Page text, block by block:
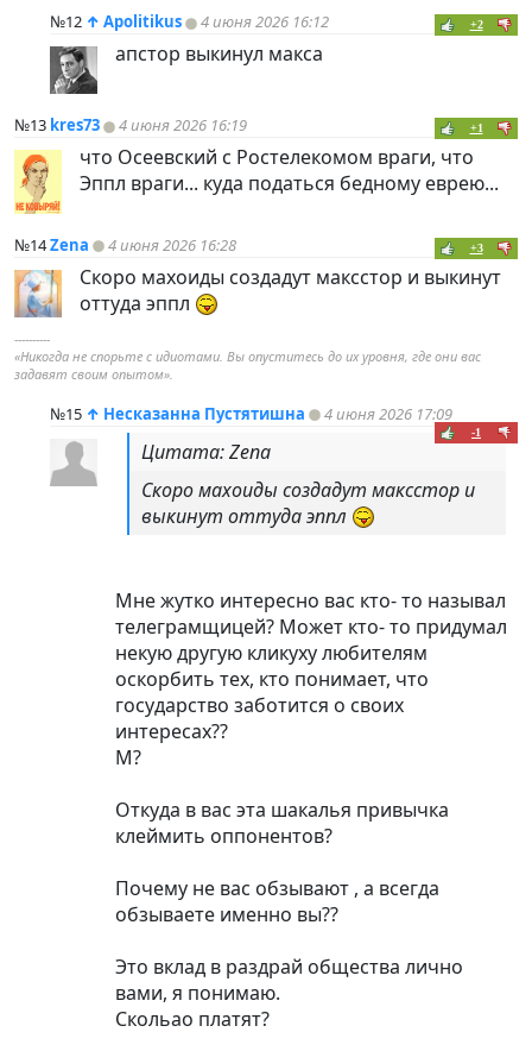
№12 ↑ Apolitikus 4 июня 2026 16:12 +2
апстор выкинул макса
№13 kres73 4 июня 2026 16:19 +1
что Осеевский с Ростелекомом враги, что
Эппл враги... куда податься бедному еврею...
№14Zena 4 июня 2026 16:28 +3
Скоро махоиды создадут максстор и выкинут
оттуда эппл
----------
«Никогда не спорьте с идиотами. Вы опуститесь до их уровня, где они вас
задавят своим опытом».
№15 ↑ Несказанна Пустятишна 4 июня 2026 17:09
-1
Цитата: Zena
Скоро махоиды создадут максстор и
выкинут оттуда эппл
Мне жутко интересно вас кто- то называл
телеграмщицей? Может кто- то придумал
некую другую кликуху любителям
оскорбить тех, кто понимает, что
государство заботится о своих
интересах??
М?
Откуда в вас эта шакалья привычка
клеймить оппонентов?
Почему не вас обзывают , а всегда
обзываете именно вы??
Это вклад в раздрай общества лично
вами, я понимаю.
Скольао платят?